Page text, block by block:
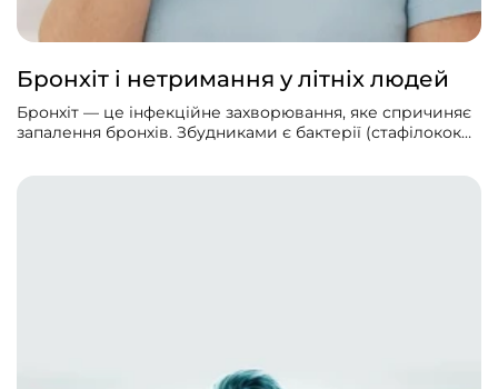
Бронхіт і нетримання у літніх людей
Бронхіт — це інфекційне захворювання, яке спричиняє
запалення бронхів. Збудниками є бактерії (стафілококи,
грипу тощо). Характерним симптомом є сильний
кашель: сухий або з мокротою. Якщо мокрота зелена,